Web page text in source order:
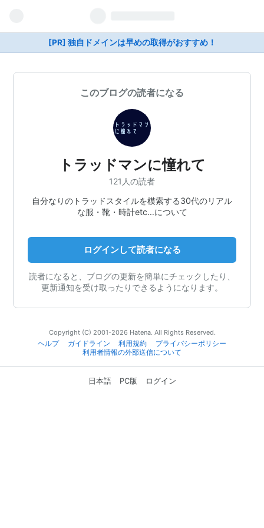
[PR] 独自ドメインは早めの取得がおすすめ！
このブログの読者になる
トラッドマンに憧れて
121人の読者
自分なりのトラッドスタイルを模索する30代のリアル
な服・靴・時計etc…について
ログインして読者になる
読者になると、ブログの更新を簡単にチェックしたり、
更新通知を受け取ったりできるようになります。
Copyright (C) 2001-2026 Hatena. All Rights Reserved.
ヘルプ
ガイドライン 利用規約
プライバシーポリシー
利用者情報の外部送信について
日本語 PC版 ログイン